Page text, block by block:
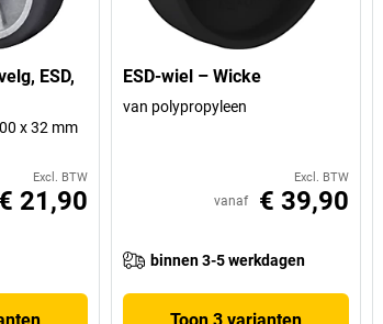
ESD,
x 32 mm
Excl. BTW
€ 21,90
ESD-wiel – Wicke
van polypropyleen
Excl. BTW
vanaf € 39,90
binnen 3-5 werkdagen